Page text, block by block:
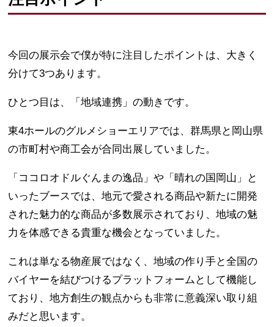
今回の展示会で僕が特に注目したポイントは、大きく
分けて3つあります。
ひとつ目は、「地域連携」の動きです。
東4ホールのグルメショーエリアでは、群馬県と岡山県
の市町村や商工会が合同出展していました。
「ココロオドルぐんまの逸品」や「晴れの国岡山」と
いったブースでは、地元で愛される商品や新たに開発
された魅力的な商品が多数展示されており、地域の魅
力を体感できる貴重な機会となっていました。
これは単なる物産展ではなく、地域の作り手と全国の
バイヤーを結びつけるプラットフォームとして機能し
ており、地方創生の観点からも非常に意義深い取り組
みだと思います。